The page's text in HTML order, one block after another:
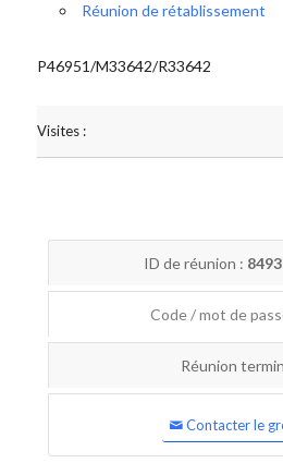
Réunion de rétablissement
P46951/M33642/R33642
Visites :
ID de réunion :
Code / mot de
Réunion
Contacter le